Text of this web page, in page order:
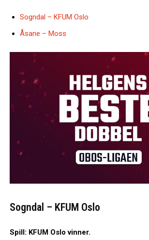
Sogndal – KFUM Oslo
Åsane – Moss
Sogndal – KFUM Oslo
Spill: KFUM Oslo vinner.